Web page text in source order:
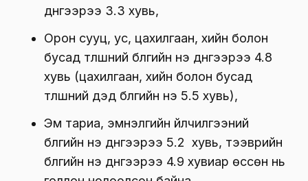
дүнгээрээ 3.3 хувь,
Орон сууц, ус, цахилгаан, хийн болон
бусад түлшний бүлгийн үнэ дүнгээрээ 4.8
хувь (цахилгаан, хийн болон бусад
түлшний дэд бүлгийн үнэ 5.5 хувь),
Эм тариа, эмнэлгийн үйлчилгээний
бүлгийн үнэ дүнгээрээ 5.2 хувь, тээврийн
бүлгийн үнэ дүнгээрээ 4.9 хувиар өссөн нь